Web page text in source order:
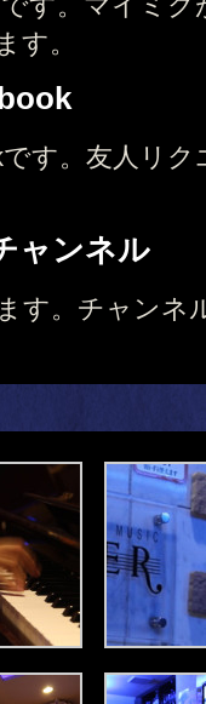
す。
す。友人リ
ャンネル
す。チャンネ